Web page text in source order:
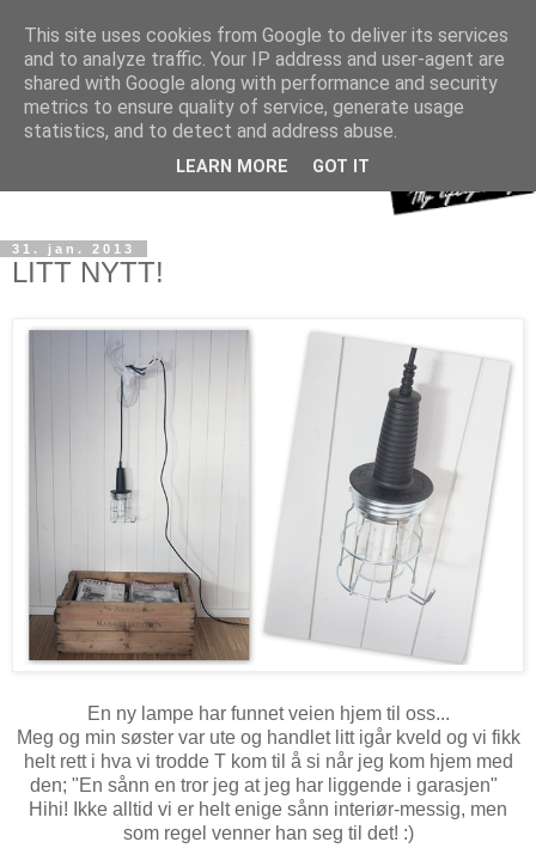
31. jan. 2013
LITT NYTT!
En ny lampe har funnet veien hjem til oss...
Meg og min søster var ute og handlet litt igår kveld og vi fikk
helt rett i hva vi trodde T kom til å si når jeg kom hjem med
den; "En sånn en tror jeg at jeg har liggende i garasjen"
Hihi! Ikke alltid vi er helt enige sånn interiør-messig, men
som regel venner han seg til det! :)
This site uses cookies from Google to deliver its services
and to analyze traffic. Your IP address and user-agent are
shared with Google along with performance and security
metrics to ensure quality of service, generate usage
statistics, and to detect and address abuse.
LEARN MORE GOT IT